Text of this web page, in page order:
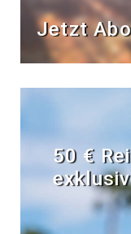
Jetzt
50 €